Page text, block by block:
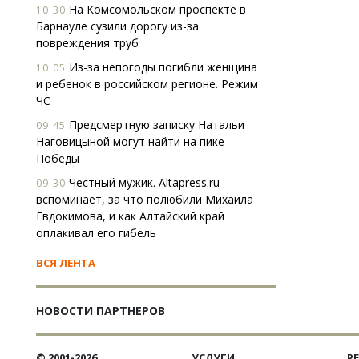
10:30 На Комсомольском проспекте в
Барнауле сузили дорогу из-за
повреждения труб
10:05 Из-за непогоды погибли женщина
и ребенок в российском регионе. Режим
ЧС
09:45 Предсмертную записку Натальи
Наговицыной могут найти на пике
Победы
09:30 Честный мужик. Altapress.ru
вспоминает, за что полюбили Михаила
Евдокимова, и как Алтайский край
оплакивал его гибель
ВСЯ ЛЕНТА
НОВОСТИ ПАРТНЕРОВ